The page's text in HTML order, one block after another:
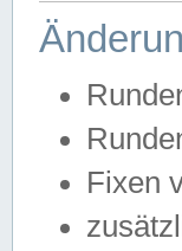
Fixen